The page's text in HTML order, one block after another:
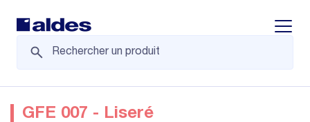
GFE 007 - Liseré